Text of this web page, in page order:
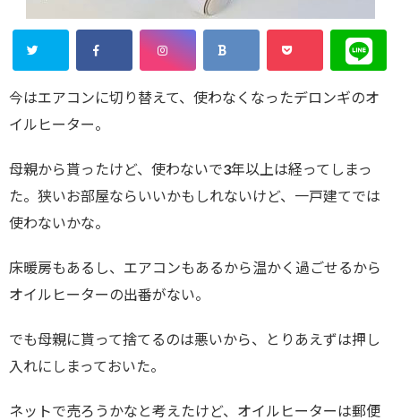
今はエアコンに切り替えて、使わなくなったデロンギのオ
イルヒーター。
母親から貰ったけど、使わないで3年以上は経ってしまっ
た。狭いお部屋ならいいかもしれないけど、一戸建てでは
使わないかな。
床暖房もあるし、エアコンもあるから温かく過ごせるから
オイルヒーターの出番がない。
でも母親に貰って捨てるのは悪いから、とりあえずは押し
入れにしまっておいた。
ネットで売ろうかなと考えたけど、オイルヒーターは郵便